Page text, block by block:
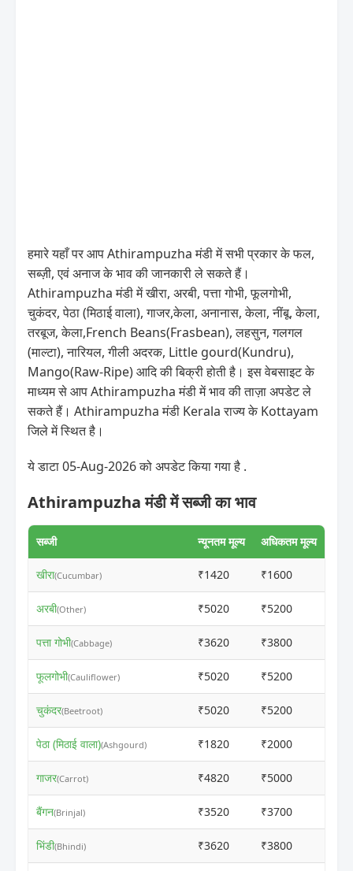
हमारे यहाँ पर आप Athirampuzha मंडी में सभी प्रकार के फल,
सब्ज़ी, एवं अनाज के भाव की जानकारी ले सकते हैं।
Athirampuzha मंडी में खीरा, अरबी, पत्ता गोभी, फूलगोभी,
चुकंदर, पेठा (मिठाई वाला), गाजर,केला, अनानास, केला, नींबू, केला,
तरबूज, केला,French Beans(Frasbean), लहसुन, गलगल
(माल्टा), नारियल, गीली अदरक, Little gourd(Kundru),
Mango(Raw-Ripe) आदि की बिक्री होती है। इस वेबसाइट के
माध्यम से आप Athirampuzha मंडी में भाव की ताज़ा अपडेट ले
सकते हैं। Athirampuzha मंडी Kerala राज्य के Kottayam
जिले में स्थित है।
ये डाटा 05-Aug-2026 को अपडेट किया गया है .
Athirampuzha मंडी में सब्जी का भाव
सब्जी न्यूनतम मूल्य अधिकतम मूल्य
खीरा(Cucumbar) ₹1420 ₹1600
अरबी(Other) ₹5020 ₹5200
पत्ता गोभी(Cabbage) ₹3620 ₹3800
फूलगोभी(Cauliflower) ₹5020 ₹5200
चुकंदर(Beetroot) ₹5020 ₹5200
पेठा (मिठाई वाला)(Ashgourd) ₹1820 ₹2000
गाजर(Carrot) ₹4820 ₹5000
बैंगन(Brinjal) ₹3520 ₹3700
भिंडी(Bhindi) ₹3620 ₹3800